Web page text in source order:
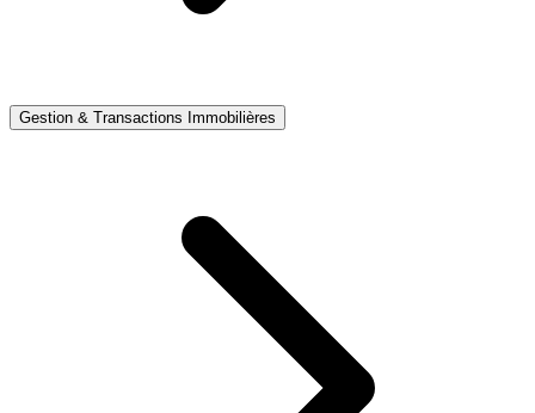
Gestion & Transactions Immobilières